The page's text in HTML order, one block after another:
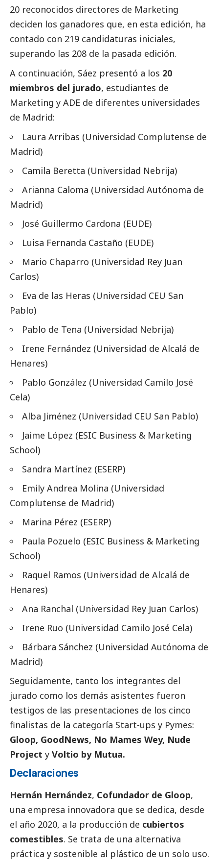
20 reconocidos directores de Marketing
deciden los ganadores que, en esta edición, ha
contado con 219 candidaturas iniciales,
superando las 208 de la pasada edición.
A continuación, Sáez presentó a los 20
miembros del jurado, estudiantes de
Marketing y ADE de diferentes universidades
de Madrid:
Laura Arribas (Universidad Complutense de
Madrid)
Camila Beretta (Universidad Nebrija)
Arianna Caloma (Universidad Autónoma de
Madrid)
José Guillermo Cardona (EUDE)
Luisa Fernanda Castaño (EUDE)
Mario Chaparro (Universidad Rey Juan
Carlos)
Eva de las Heras (Universidad CEU San
Pablo)
Pablo de Tena (Universidad Nebrija)
Irene Fernández (Universidad de Alcalá de
Henares)
Pablo González (Universidad Camilo José
Cela)
Alba Jiménez (Universidad CEU San Pablo)
Jaime López (ESIC Business & Marketing
School)
Sandra Martínez (ESERP)
Emily Andrea Molina (Universidad
Complutense de Madrid)
Marina Pérez (ESERP)
Paula Pozuelo (ESIC Business & Marketing
School)
Raquel Ramos (Universidad de Alcalá de
Henares)
Ana Ranchal (Universidad Rey Juan Carlos)
Irene Ruo (Universidad Camilo José Cela)
Bárbara Sánchez (Universidad Autónoma de
Madrid)
Seguidamente, tanto los integrantes del
jurado como los demás asistentes fueron
testigos de las presentaciones de los cinco
finalistas de la categoría Start-ups y Pymes:
Gloop, GoodNews, No Mames Wey, Nude
Project y Voltio by Mutua.
Declaraciones
Hernán Hernández, Cofundador de Gloop,
una empresa innovadora que se dedica, desde
el año 2020, a la producción de cubiertos
comestibles. Se trata de una alternativa
práctica y sostenible al plástico de un solo uso.